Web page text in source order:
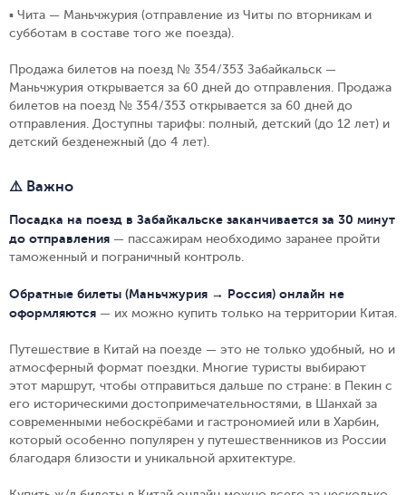
▪ Чита — Маньчжурия (отправление из Читы по вторникам и
субботам в составе того же поезда).
Продажа билетов на поезд № 354/353 Забайкальск —
Маньчжурия открывается за 60 дней до отправления. Продажа
билетов на поезд № 354/353 открывается за 60 дней до
отправления. Доступны тарифы: полный, детский (до 12 лет) и
детский безденежный (до 4 лет).
⚠️ Важно
Посадка на поезд в Забайкальске заканчивается за 30 минут
до отправления — пассажирам необходимо заранее пройти
таможенный и пограничный контроль.
Обратные билеты (Маньчжурия → Россия) онлайн не
оформляются — их можно купить только на территории Китая.
Путешествие в Китай на поезде — это не только удобный, но и
атмосферный формат поездки. Многие туристы выбирают
этот маршрут, чтобы отправиться дальше по стране: в Пекин с
его историческими достопримечательностями, в Шанхай за
современными небоскрёбами и гастрономией или в Харбин,
который особенно популярен у путешественников из России
благодаря близости и уникальной архитектуре.